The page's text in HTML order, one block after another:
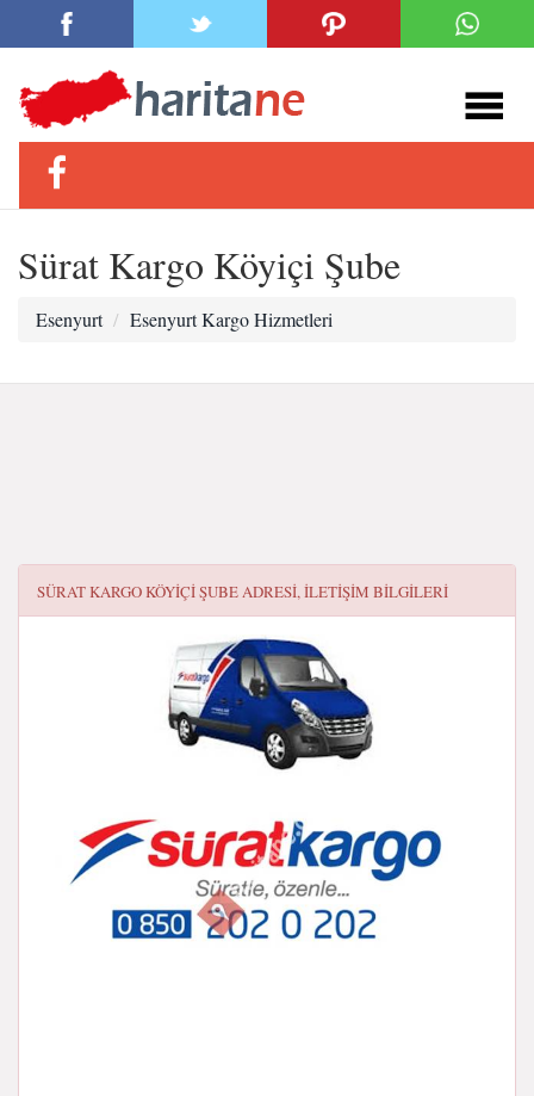
Sürat Kargo Köyiçi Şube
Esenyurt Esenyurt Kargo Hizmetleri
SÜRAT KARGO KÖYIÇI ŞUBEADRESI, ILETIŞIM BILGILERI